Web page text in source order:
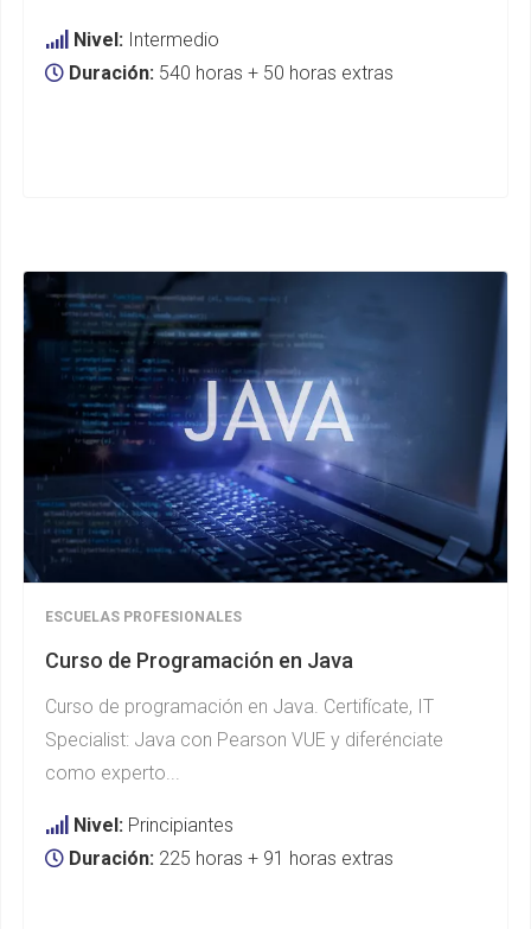
Nivel: Intermedio
Duración: 540 horas + 50 horas extras
ESCUELAS PROFESIONALES
Curso de Programación en Java
Curso de programación en Java. Certifícate, IT
Specialist: Java con Pearson VUE y diferénciate
como experto...
Nivel: Principiantes
Duración: 225 horas + 91 horas extras